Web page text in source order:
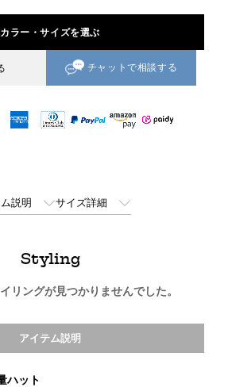
カラー・サイズを選ぶ
チャットで相談する
説明 サイズ詳細
Styling
リングが見つかりませんでした。
アイテム説明
ハット